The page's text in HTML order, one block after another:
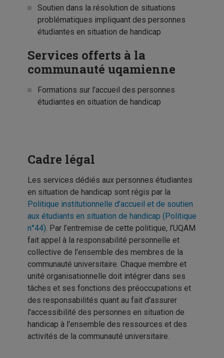
Soutien dans la résolution de situations
problématiques impliquant des personnes
étudiantes en situation de handicap
Services offerts à la
communauté uqamienne
Formations sur l’accueil des personnes
étudiantes en situation de handicap
Cadre légal
Les services dédiés aux personnes étudiantes
en situation de handicap sont régis par la
Politique institutionnelle d’accueil et de soutien
aux étudiants en situation de handicap (Politique
n°44). Par l’entremise de cette politique, l’UQAM
fait appel à la responsabilité personnelle et
collective de l'ensemble des membres de la
communauté universitaire. Chaque membre et
unité organisationnelle doit intégrer dans ses
tâches et ses fonctions des préoccupations et
des responsabilités quant au fait d'assurer
l'accessibilité des personnes en situation de
handicap à l'ensemble des ressources et des
activités de la communauté universitaire.